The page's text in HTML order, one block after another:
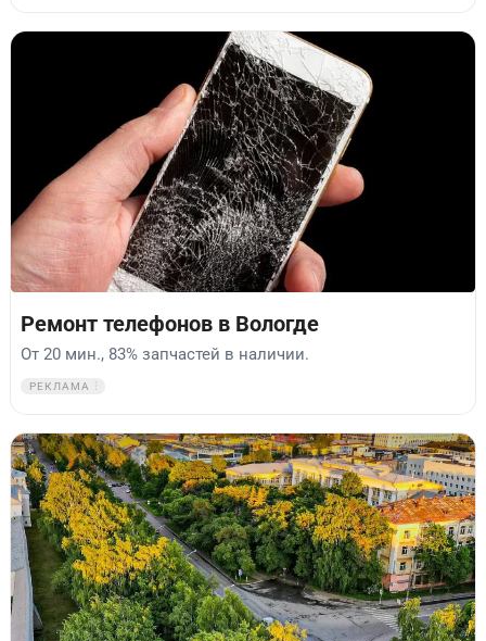
Ремонт телефонов в Вологде
От 20 мин., 83% запчастей в наличии.
РЕКЛАМА